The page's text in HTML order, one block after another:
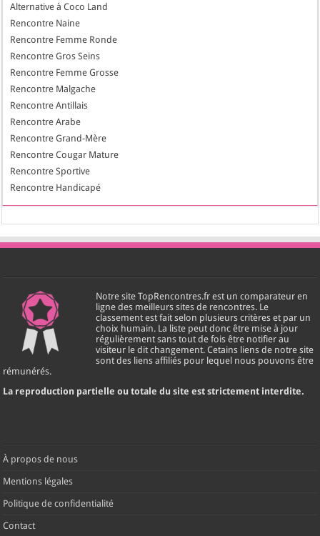
Alternative à Coco Land
Rencontre Naine
Rencontre Femme Ronde
Rencontre Gros Seins
Rencontre Femme Grosse
Rencontre Malgache
Rencontre Antillais
Rencontre Arabe
Rencontre Grand-Mère
Rencontre Cougar Mature
Rencontre Sportive
Rencontre Handicapé
Notre site TopRencontres.fr est un comparateur en
ligne des meilleurs sites de rencontres. Le
classement est fait selon plusieurs critères et par un
choix humain. La liste peut donc être mise à jour
régulièrement sans tout de fois être notifier au
visiteur le dit changement. Cetains liens de notre site
sont des liens affiliés pour lequel nous pouvons être
rémunérés.
La reproduction partielle ou totale du site est strictement interdite.
À propos de nous
Mentions légales
Politique de confidentialité
Contact